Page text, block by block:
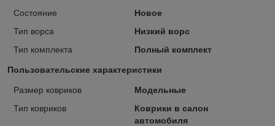
Состояние
Новое
Тип ворса
Низкий ворс
Тип комплекта
Полный комплект
Пользовательские характеристики
Размер ковриков
Модельные
Тип ковриков
Коврики в салон
автомобиля